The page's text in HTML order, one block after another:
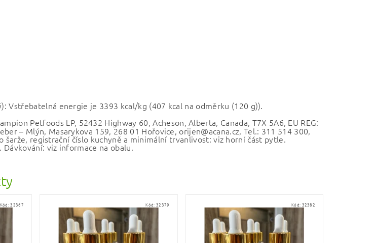
Vstřebatelná energie je 3393 kcal/kg (407 kcal na odměrku (120 g)).
Petfoods LP, 52432 Highway 60, Acheson, Alberta, Canada, T7X 5A6, EU REG:
– Mlýn, Masarykova 159, 268 01 Hořovice, orijen@acana.cz, Tel.: 311 514 300,
šarže, registrační číslo kuchyně a minimální trvanlivost: viz horní část pytle.
Dávkování: viz informace na obalu.
Kód:32367 Kód: 32379 Kód: 32382